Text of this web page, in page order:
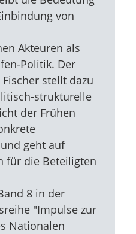
von
Akteuren als
Politik. Der
stellt dazu
strukturelle
der Frühen
geht auf
für die Beteiligten
8 in der
"Impulse zur
Nationalen